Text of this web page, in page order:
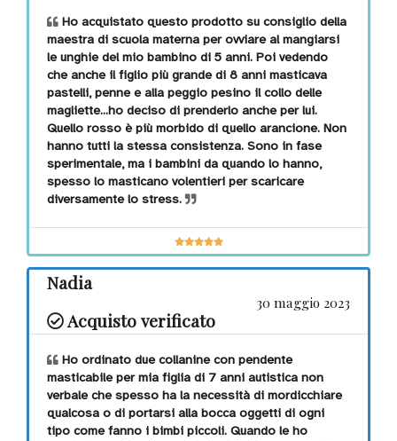
Ho acquistato questo prodotto su consiglio della
maestra di scuola materna per ovviare al mangiarsi
le unghie del mio bambino di 5 anni. Poi vedendo
che anche il figlio più grande di 8 anni masticava
pastelli, penne e alla peggio pesino il collo delle
magliette...ho deciso di prenderlo anche per lui.
Quello rosso è più morbido di quello arancione. Non
hanno tutti la stessa consistenza. Sono in fase
sperimentale, ma i bambini da quando lo hanno,
spesso lo masticano volentieri per scaricare
diversamente lo stress.
Nadia
30 maggio 2023
Acquisto verificato
Ho ordinato due collanine con pendente
masticabile per mia figlia di 7 anni autistica non
verbale che spesso ha la necessità di mordicchiare
qualcosa o di portarsi alla bocca oggetti di ogni
tipo come fanno i bimbi piccoli. Quando le ho